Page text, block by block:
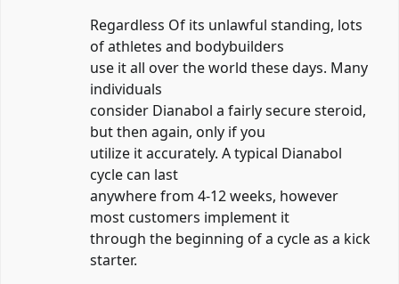
Regardless Of its unlawful standing, lots
of athletes and bodybuilders
use it all over the world these days. Many
individuals
consider Dianabol a fairly secure steroid,
but then again, only if you
utilize it accurately. A typical Dianabol
cycle can last
anywhere from 4-12 weeks, however
most customers implement it
through the beginning of a cycle as a kick
starter.